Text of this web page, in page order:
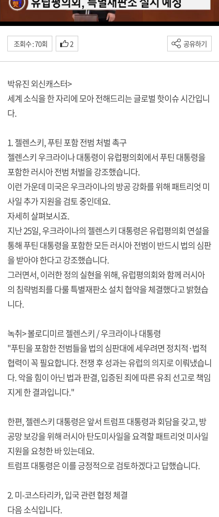
조회수 : 70회 2 공유하기
박유진 외신캐스터>
세계 소식을 한 자리에 모아 전해드리는 글로벌 핫이슈 시간입니
다.
1. 젤렌스키, 푸틴 포함 전범 처벌 촉구
젤렌스키 우크라이나 대통령이 유럽평의회에서 푸틴 대통령을
포함한 러시아 전범 처벌을 강조했습니다.
이런 가운데 미국은 우크라이나의 방공 강화를 위해 패트리엇 미
사일 추가 지원을 검토 중인데요.
자세히 살펴보시죠.
지난 25일, 우크라이나의 젤렌스키 대통령은 유럽평의회 연설을
통해 푸틴 대통령을 포함한 모든 러시아 전범이 반드시 법의 심판
을 받아야 한다고 강조했습니다.
그러면서, 이러한 정의 실현을 위해, 유럽평의회와 함께 러시아
의 침략범죄를 다룰 특별재판소 설치 협약을 체결했다고 밝혔습
니다.
녹취> 볼로디미르 젤렌스키 / 우크라이나 대통령
"푸틴을 포함한 전범들을 법의 심판대에 세우려면 정치적·법적
협력이 꼭 필요합니다. 전쟁 후 성과는 유럽의 의지로 이뤄냈습니
다. 악을 힘이 아닌 법과 판결, 입증된 죄에 따른 유죄 선고로 책임
지게 한 결과입니다."
한편, 젤렌스키 대통령은 앞서 트럼프 대통령과 회담을 갖고, 방
공망 보강을 위해 러시아 탄도미사일을 요격할 패트리엇 미사일
지원을 요청한 바 있는데요.
트럼프 대통령은 이를 긍정적으로 검토하겠다고 답했습니다.
2. 미-코스타리카, 입국 관련 협정 체결
다음 소식입니다.